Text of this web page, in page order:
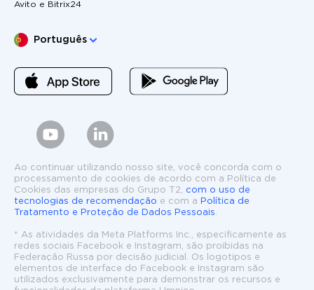
Avito e Bitrix24
Escolha o seu idioma
Português
Ao continuar utilizando nosso site, você concorda com o
processamento de cookies de acordo com a Política de
Cookies das empresas do Grupo T2, com o uso de
tecnologias de recomendação e com a
Política de
Tratamento e Proteção de Dados Pessoais.
* As atividades da Meta Platforms Inc., especificamente as
redes sociais Facebook e Instagram, são proibidas na
Federação Russa por decisão judicial. Os logotipos e
elementos de interface do Facebook e Instagram são
utilizados exclusivamente para demonstrar os recursos e